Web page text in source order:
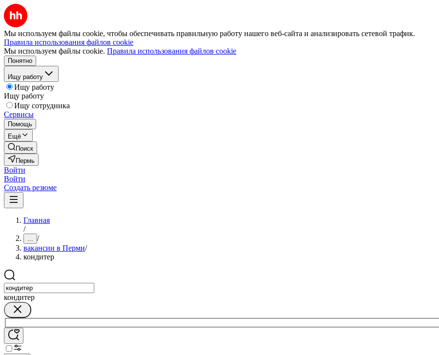
Мы используем файлы cookie, чтобы обеспечивать правильную работу нашего веб-сайта и анализировать сетевой трафик.
Правила использования файлов cookie
Мы используем файлы cookie. Правила использования файлов cookie
Понятно
Ищу работу
Ищу работу
Ищу работу
Ищу сотрудника
Сервисы
Помощь
Ещё
Поиск
Пермь
Войти
Войти
Создать резюме
Главная
/
... /
вакансии в Перми/
кондитер
кондитер